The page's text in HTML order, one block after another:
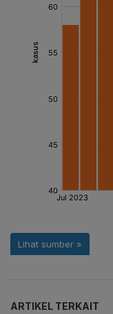
ARTIKEL TERKAIT